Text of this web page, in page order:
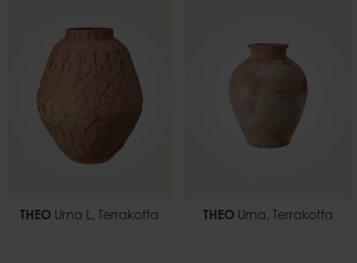
THEO Urna L, Terrakotta THEOUrna, Terrakotta